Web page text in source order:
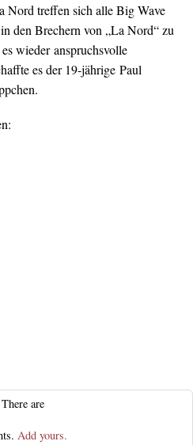
Nord treffen sich alle Big Wave
den Brechern von „La Nord“ zu
wieder anspruchsvolle
es der 19-jährige Paul
Add yours.